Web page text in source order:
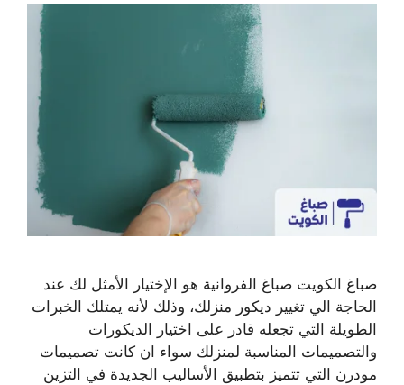
صباغ الكويت صباغ الفروانية هو الإختيار الأمثل لك عند
الحاجة الي تغيير ديكور منزلك، وذلك لأنه يمتلك الخبرات
الطويلة التي تجعله قادر على اختيار الديكورات
والتصميمات المناسبة لمنزلك سواء ان كانت تصميمات
مودرن التي تتميز بتطبيق الأساليب الجديدة في التزين